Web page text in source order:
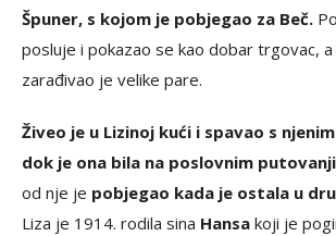
Špuner, s kojom je pobjegao za Beč.
posluje i pokazao se kao dobar trgovac,
zarađivao je velike pare.
Živeo je u Lizinoj kući i spavao s
dok je ona bila na poslovnim
od nje je pobjegao kada je ostala u
Liza je 1914. rodila sina Hansa koji je